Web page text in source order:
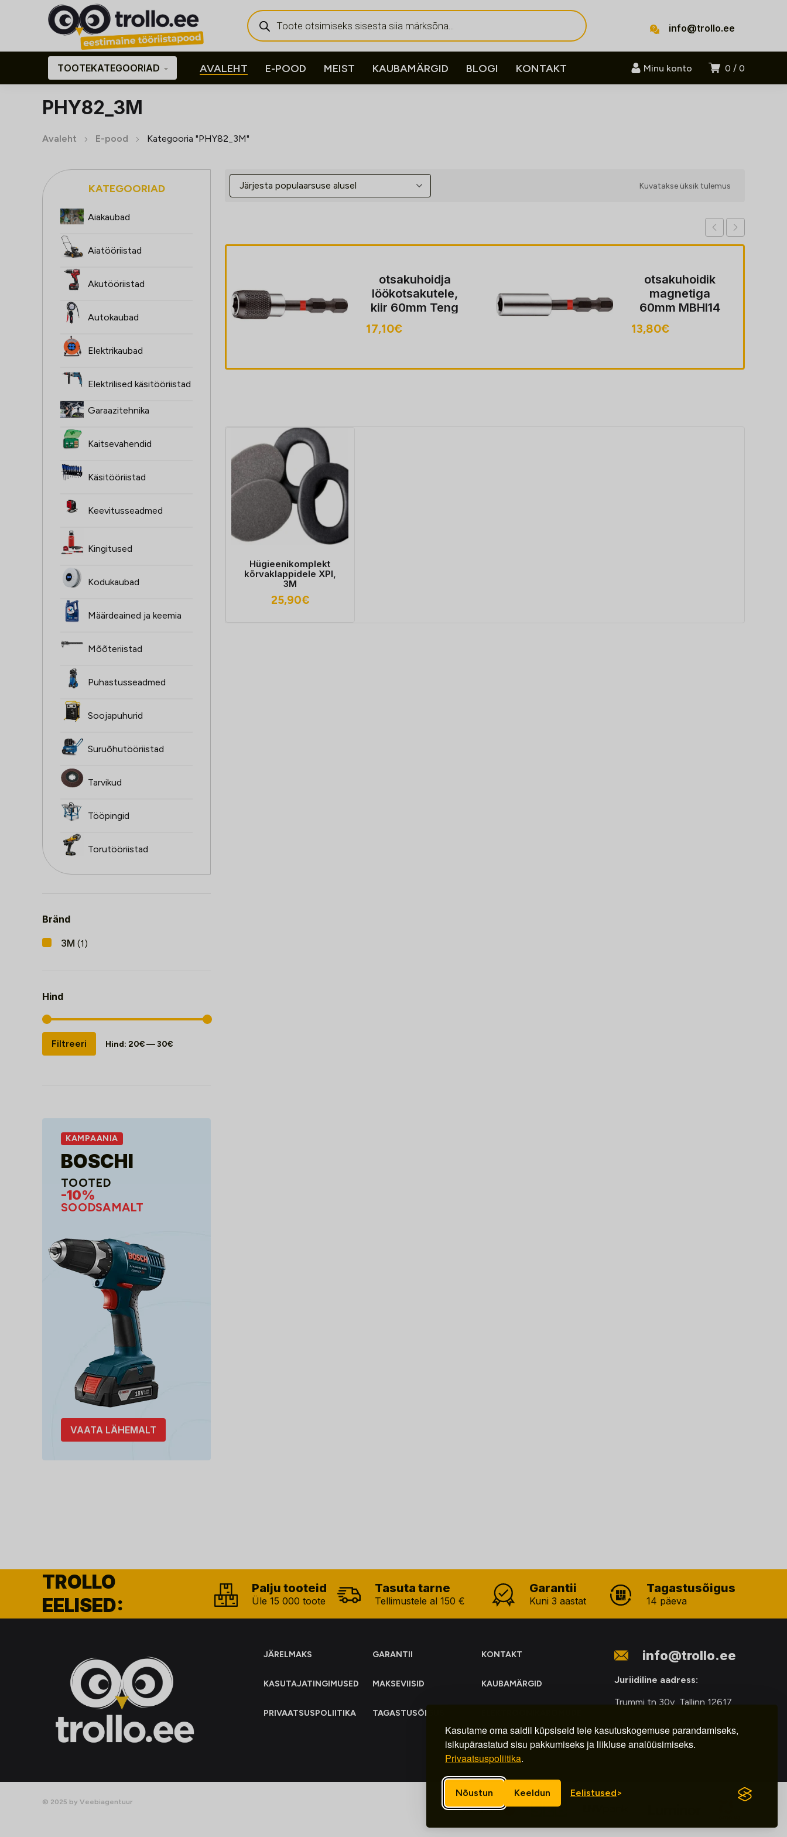
Kasutame oma saidil küpsiseid teie kasutuskogemuse parandamiseks,
isikupärastatud sisu pakkumiseks ja liikluse analüüsimiseks.
Privaatsuspoliitika.
Nõustun Keeldun Eelistused
Products
search
info@trollo.ee
0 0
Minu konto
TOOTEKATEGOORIAD AVALEHT E-POOD MEIST KAUBAMÄRGID BLOGI KONTAKT
PHY82_3M
Avaleht E-pood Kategooria "PHY82_3M"
KATEGOORIAD
Aiakaubad
Aiatööriistad
Akutööriistad
Autokaubad
Elektrikaubad
Elektrilised käsitööriistad
Garaazitehnika
Kaitsevahendid
Käsitööriistad
Keevitusseadmed
Kingitused
Kodukaubad
Määrdeained ja keemia
Mõõteriistad
Puhastusseadmed
Soojapuhurid
Suruõhutööriistad
Tarvikud
Tööpingid
Torutööriistad
Bränd
3M (1)
Hind
Minimaalne
hind
Maksimaalne
hind
Filtreeri Hind: 20€—30€
KAMPAANIA
BOSCHI
TOOTED
-10%
SOODSAMALT
VAATA LÄHEMALT
Kuvatakse üksik tulemus
löökotsakutele,
kiir 60mm Teng
Tools
magnetiga
60mm MBHI14
Hügieenikomplekt
kõrvaklappidele XPI,
3M
25,90€
TROLLO
EELISED:
Palju tooteid
Üle 15 000 toote
Tasuta tarne
Tellimustele al 150 €
Garantii
Kuni 3 aastat
Tagastusõigus
14 päeva
JÄRELMAKS GARANTII KONTAKT
KASUTAJATINGIMUSED MAKSEVIISID KAUBAMÄRGID
PRIVAATSUSPOLIITIKA TAGASTUSÕIGUS
KOGUMINE
info@trollo.ee
Juriidiline aadress:
Trummi tn 30y, Tallinn 12617
Kauba väljastamine:
E-R – 9.00 – 18.00
© 2025 by Veebiagentuur